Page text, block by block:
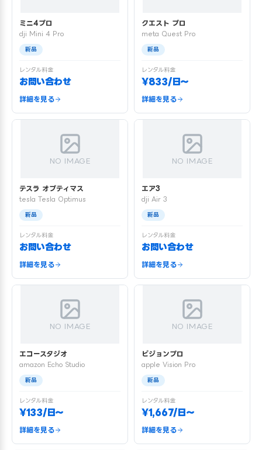
ミニ4プロ
dji Mini 4 Pro
新品
レンタル料金
お問い合わせ
詳細を見る
クエスト プロ
meta Quest Pro
新品
レンタル料金
¥833/日〜
詳細を見る
NO IMAGE
テスラ オプティマス
tesla Tesla Optimus
新品
レンタル料金
お問い合わせ
詳細を見る
NO IMAGE
エア3
dji Air 3
新品
レンタル料金
お問い合わせ
詳細を見る
NO IMAGE
エコースタジオ
amazon Echo Studio
新品
レンタル料金
¥133/日〜
詳細を見る
NO IMAGE
ビジョンプロ
apple Vision Pro
新品
レンタル料金
¥1,667/日〜
詳細を見る